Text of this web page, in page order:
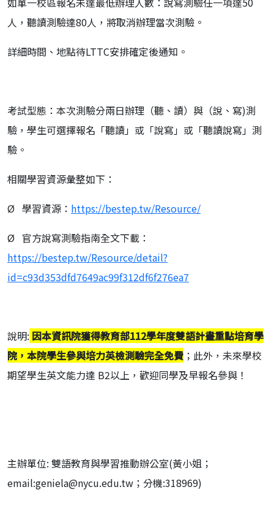
人，聽讀測驗達80人，將取消辦理當次測驗。
詳細時間、地點待LTTC安排確定後通知。
考試型態：本次測驗分兩日辦理（聽、讀）與（說、寫)測
驗，學生可選擇報名「聽讀」或「說寫」或「聽讀說寫」測
驗。
相關學習資源彙整如下：
Ø 學習資源： https://bestep.tw/Resource/
Ø 官方說寫測驗指南全文下載：
https://bestep.tw/Resource/detail?
id=c93d353dfd7649ac99f312df6f276ea7
說明: 因本資訊院獲得教育部112學年度雙語計畫重點培育學
院，本院學生參與培力英檢測驗完全免費 ；此外，未來學校
期望學生英文能力達 B2以上，歡迎同學及早報名參與！
主辦單位: 雙語教育與學習推動辦公室(黃小姐；
email:geniela@nycu.edu.tw；分機:318969)